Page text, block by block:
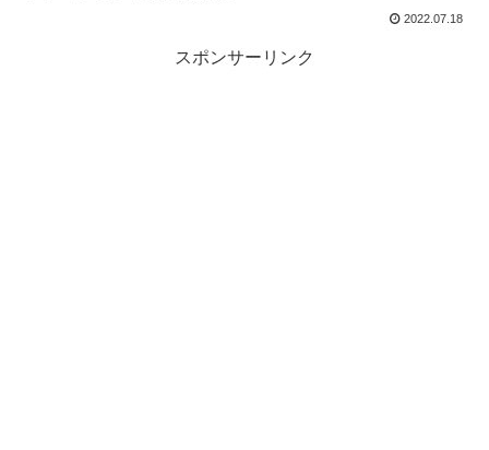
2022.07.18
スポンサーリンク